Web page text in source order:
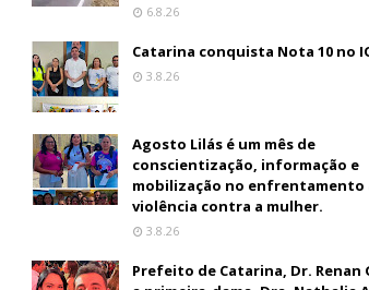
6.8.26
Catarina conquista Nota 10 no
3.8.26
Agosto Lilás é um mês de
conscientização, informação e
mobilização no enfrentamento
violência contra a mulher.
3.8.26
Prefeito de Catarina, Dr. Renan